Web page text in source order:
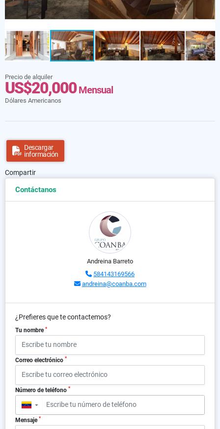
Precio de alquiler
US$20,000Mensual
Dólares Americanos
Descargar
información
Compartir
Contáctanos
Andreina Barreto
584143169566
andreina@coanba.com
¿Prefieres que te contactemos?
Tu nombre *
Correo electrónico *
Número de teléfono *
▼
Mensaje *